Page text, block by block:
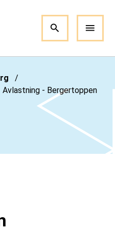
Avlastning - Bergertoppen